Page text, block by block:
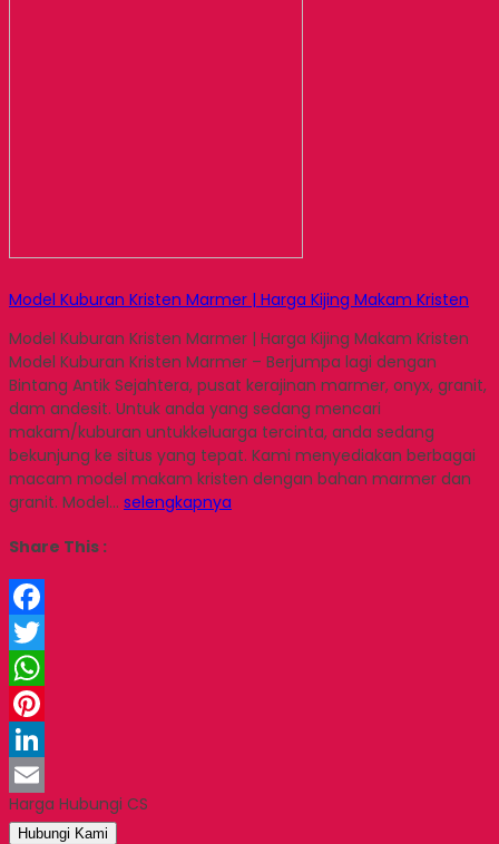
Model Kuburan Kristen Marmer | Harga Kijing Makam Kristen
Model Kuburan Kristen Marmer | Harga Kijing Makam Kristen
Model Kuburan Kristen Marmer – Berjumpa lagi dengan
Bintang Antik Sejahtera, pusat kerajinan marmer, onyx, granit,
dam andesit. Untuk anda yang sedang mencari
makam/kuburan untukkeluarga tercinta, anda sedang
bekunjung ke situs yang tepat. Kami menyediakan berbagai
macam model makam kristen dengan bahan marmer dan
granit. Model… selengkapnya
Share This :
Facebook
Twitter
WhatsApp
Pinterest
LinkedIn
Email
Harga Hubungi CS
Hubungi Kami